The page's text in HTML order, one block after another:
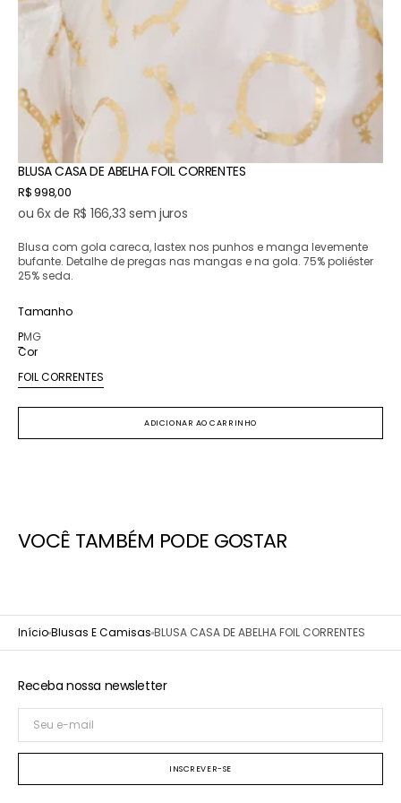
BLUSA CASA DE ABELHA FOIL CORRENTES
Preço
normal
R$ 998,00
ou 6x de R$ 166,33 sem juros
Blusa com gola careca, lastex nos punhos e manga levemente
bufante. Detalhe de pregas nas mangas e na gola. 75% poliéster
25% seda.
Tamanho
PVariante
esgotada
ou
indisponível
MVariante
esgotada
ou
indisponível
GVariante
esgotada
ou
indisponível
Cor
FOIL CORRENTES
Variante
ADICIONAR AO CARRINHO
VOCÊ TAMBÉM PODE GOSTAR
InícioBlusas E Camisas BLUSA CASA DE ABELHA FOIL CORRENTES
Receba nossa newsletter
Seu
mail
INSCREVER-SE